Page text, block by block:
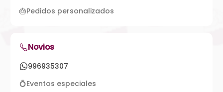
🎂Pedidos personalizados
Novios
996935307
💍Eventos especiales